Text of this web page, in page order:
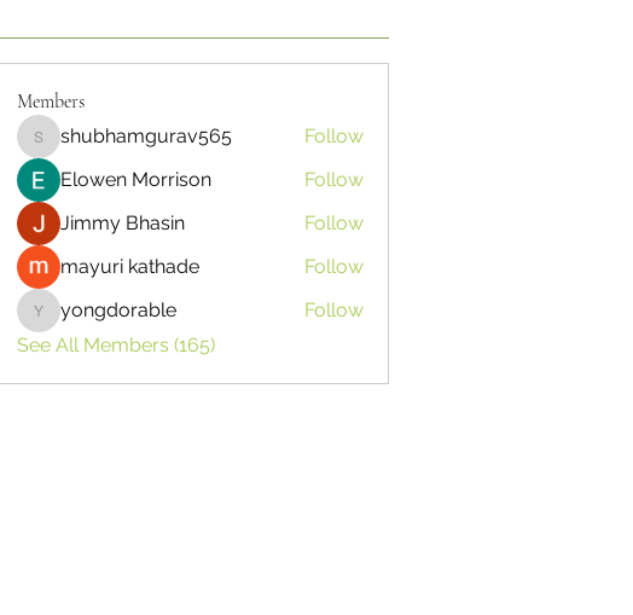
Members
shubhamgurav565
shubhamgurav565
Follow
Elowen Morrison
Follow
Jimmy Bhasin
Follow
mayuri kathade
Follow
yongdorable
yongdorable
Follow
See All Members (165)